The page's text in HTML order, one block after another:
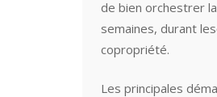
de bien orchestrer
semaines, durant
copropriété.
Les principales